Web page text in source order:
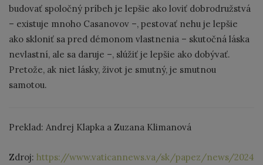
budovať spoločný príbeh je lepšie ako loviť dobrodružstvá
– existuje mnoho Casanovov –, pestovať nehu je lepšie
ako skloniť sa pred démonom vlastnenia – skutočná láska
nevlastní, ale sa daruje –, slúžiť je lepšie ako dobývať.
Pretože, ak niet lásky, život je smutný, je smutnou
samotou.
Preklad: Andrej Klapka a Zuzana Klimanová
Zdroj: https://www.vaticannews.va/sk/papez/news/2024